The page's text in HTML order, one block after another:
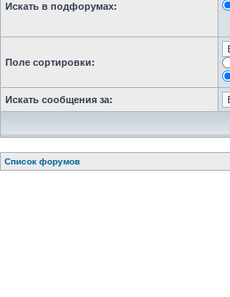
Искать в подфорумах:
Поле сортировки:
Искать сообщения за:
Список форумов